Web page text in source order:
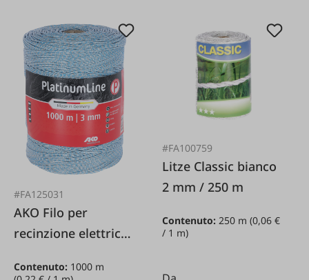
#FA125031
AKO Filo per
recinzione elettrica
3 mm / 1000 m
Contenuto: 1000 m
#FA100759
Litze Classic bianco
2 mm / 250 m
Contenuto:250 m(0,06 €
/ 1 m)